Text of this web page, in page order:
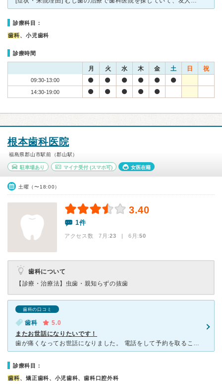
診療科目：
歯科、小児歯科
診療時間
月 火 水 木 金 土 日 祝
09:30-13:00
14:30-19:00
根本歯科医院
福島県郡山市駅前（郡山駅）
駐車場あり マイナ受付(スマホ可) 女医在籍
土曜（〜18:00）
3.40
1件
アクセス数 7月:23 | 6月:50
歯科について
【診療・治療法】 虫歯・親知らずの抜歯
歯科の口コミ
歯科
5.0
またお世話になりたいです！
歯が痛くなってお世話になりました。 電話をして予約を取ることができたのでほとんど待つことなく診察していただけました。 親不知が上2本とも虫歯だったようで初めて言ったその日に私の希望で1本抜歯し
診療科目：
歯科、矯正歯科、小児歯科、歯科口腔外科